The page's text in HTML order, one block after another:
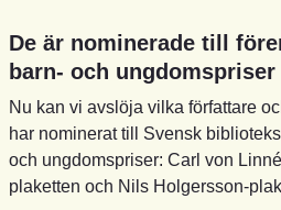
De är nominerade till
barn- och ungdomspriser
Nu kan vi avslöja vilka författare
har nominerat till Svensk
och ungdomspriser: Carl von
plaketten och Nils Holgersson-